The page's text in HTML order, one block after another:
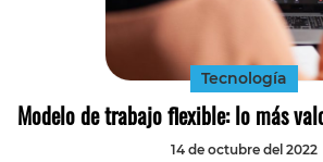
Tecnología
Modelo de trabajo flexible: lo más
14 de octubre del 2022